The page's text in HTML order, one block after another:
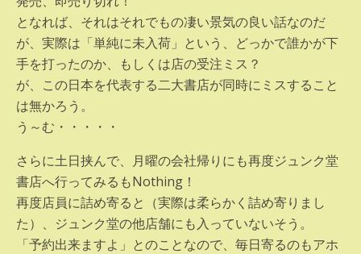
となれば、それはそれでもの凄い景気の良い話なのだ
が、実際は「単純に未入荷」という、どっかで誰かが下
手を打ったのか、もしくは店の受注ミス？
が、この日本を代表する二大書店が同時にミスすること
は無かろう。
う～む・・・・・
さらに土日挟んで、月曜の会社帰りにも再度ジュンク堂
書店へ行ってみるもNothing！
再度店員に詰め寄ると（実際は柔らかく詰め寄りまし
た）、ジュンク堂の他店舗にも入っていないそう。
「予約出来ますよ」とのことなので、毎日寄るのもアホ